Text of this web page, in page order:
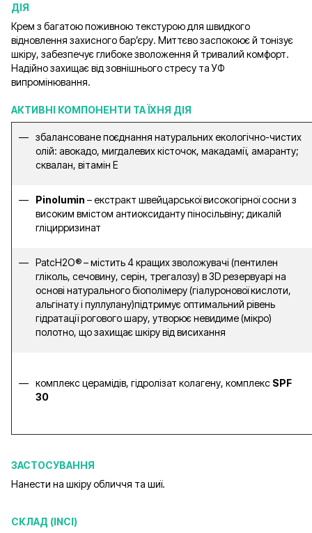
ДІЯ
Крем з багатою поживною текстурою для швидкого
відновлення захисного бар’єру. Миттєво заспокоює й тонізує
шкіру, забезпечує глибоке зволоження й тривалий комфорт.
Надійно захищає від зовнішнього стресу та УФ
випромінювання.
АКТИВНІ КОМПОНЕНТИ ТА ЇХНЯ ДІЯ
збалансоване поєднання натуральних екологічно-чистих
олій: авокадо, мигдалевих кісточок, макадамії, амаранту;
сквалан, вітамін Е
Pinolumin – екстракт швейцарської високогірної сосни з
високим вмістом антиоксиданту піносільвіну; дикалій
гліцирризинат
PatcH2O® – містить 4 кращих зволожувачі (пентилен
гліколь, сечовину, серін, трегалозу) в 3D резервуарі на
основі натурального біополімеру (гіалуронової кислоти,
альгінату і пуллулану)підтримує оптимальний рівень
гідратації рогового шару, утворює невидиме (мікро)
полотно, що захищає шкіру від висихання
комплекс церамідів, гідролізат колагену, комплекс SPF
30
ЗАСТОСУВАННЯ
Нанести на шкіру обличчя та шиї.
СКЛАД (INCI)